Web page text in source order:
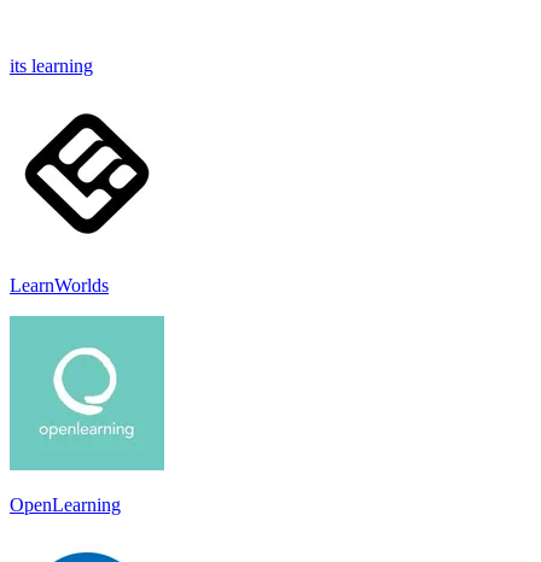
its learning
LearnWorlds
OpenLearning